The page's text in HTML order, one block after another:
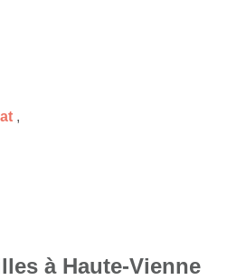
,
à Haute-Vienne